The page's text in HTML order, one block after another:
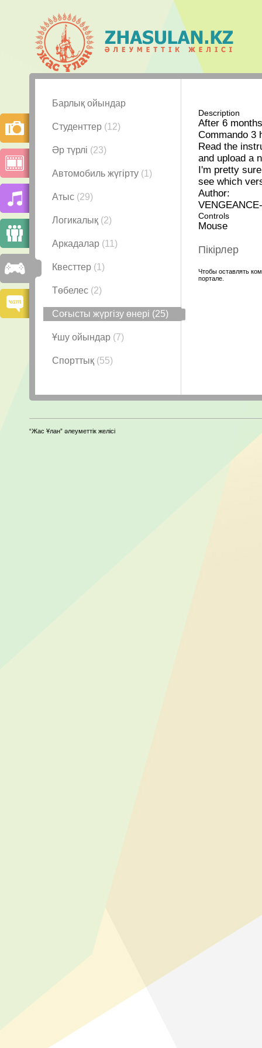
Барлық ойындар
Студенттер (12)
Әр түрлі (23)
Автомобиль жүгірту (1)
Атыс (29)
Логикалық (2)
Аркадалар (11)
Квесттер (1)
Төбелес (2)
Соғысты жүргізу өнері (25)
Ұшу ойындар (7)
Спорттық (55)
Description
After 6
Commando 3
Read the
and upload a
I'm pretty
see which
Author:
Controls
Mouse
Пікірлер
Чтобы оставлять
портале.
“Жас Ұлан” әлеуметтік желісі